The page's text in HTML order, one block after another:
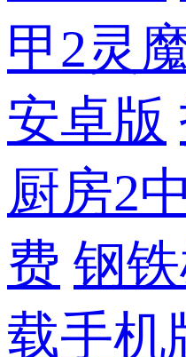
甲2灵
安卓版
厨房2
费 钢
载手机